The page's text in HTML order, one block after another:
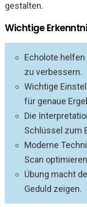
gestalten.
Wichtige
Echolote helfen
zu verbessern.
Wichtige
für genaue
Die
Schlüssel zum
Moderne
Scan
Übung macht
Geduld zeigen.